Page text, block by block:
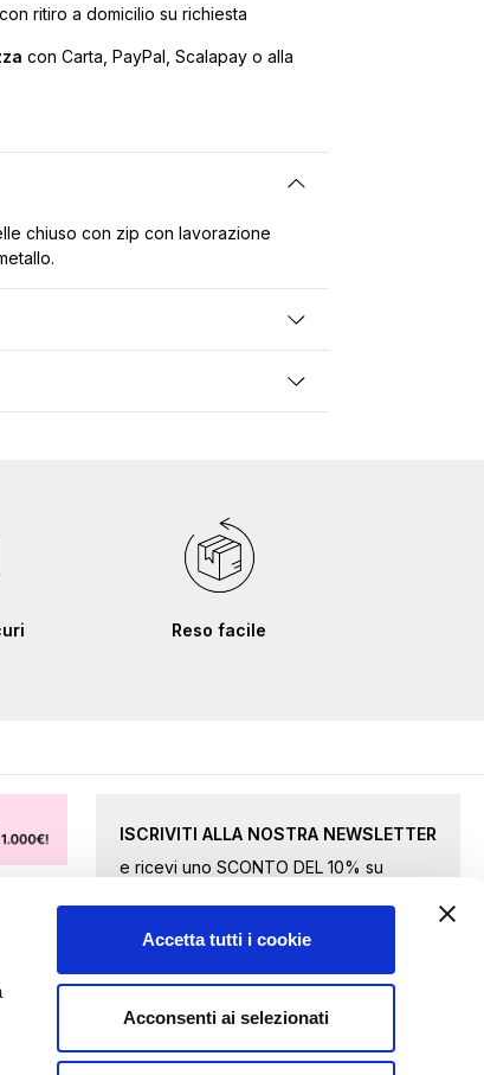
Accetta tutti i cookie
Acconsenti ai selezionati
con ritiro a domicilio su richiesta
con Carta, PayPal, Scalapay o alla
chiuso con zip con lavorazione
Reso facile
ISCRIVITI ALLA NOSTRA NEWSLETTER
e ricevi uno SCONTO DEL 10% su
alla
nostra
Newsletter: